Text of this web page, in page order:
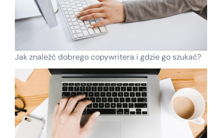
Jak znaleźć dobrego copywritera i gdzie go szukać?